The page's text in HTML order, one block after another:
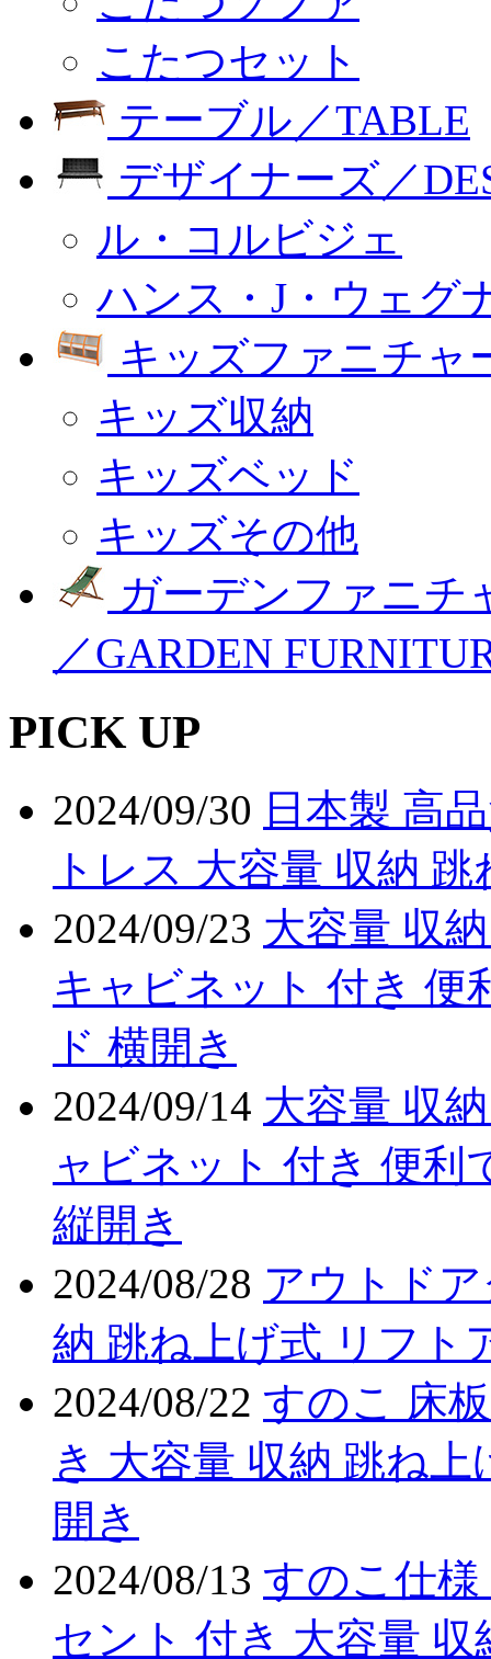
こたつセット
テーブル／TABLE
デザイナーズ／
ル・コルビジェ
ハンス・J・ウェグ
キッズファニチャ
キッズ収納
キッズベッド
キッズその他
ガーデンファニチ
／GARDEN
PICK UP
2024/09/30 日本製 高
トレス 大容量 収納
2024/09/23 大容量 収
キャビネット 付き 便
ド 横開き
2024/09/14 大容量 収
ャビネット 付き 便利
縦開き
2024/08/28 アウトド
納 跳ね上げ式 リフト
2024/08/22 すのこ 床
き 大容量 収納 跳ね
開き
2024/08/13 すのこ仕
セント 付き 大容量